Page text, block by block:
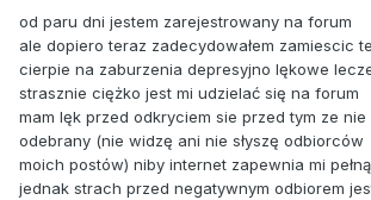
od paru dni jestem zarejestrowany na forum
ale dopiero teraz zadecydowałem zamiescic
cierpie na zaburzenia depresyjno lękowe
strasznie ciężko jest mi udzielać się na forum
mam lęk przed odkryciem sie przed tym ze
odebrany (nie widzę ani nie słyszę odbiorców
moich postów) niby internet zapewnia mi
jednak strach przed negatywnym odbiorem